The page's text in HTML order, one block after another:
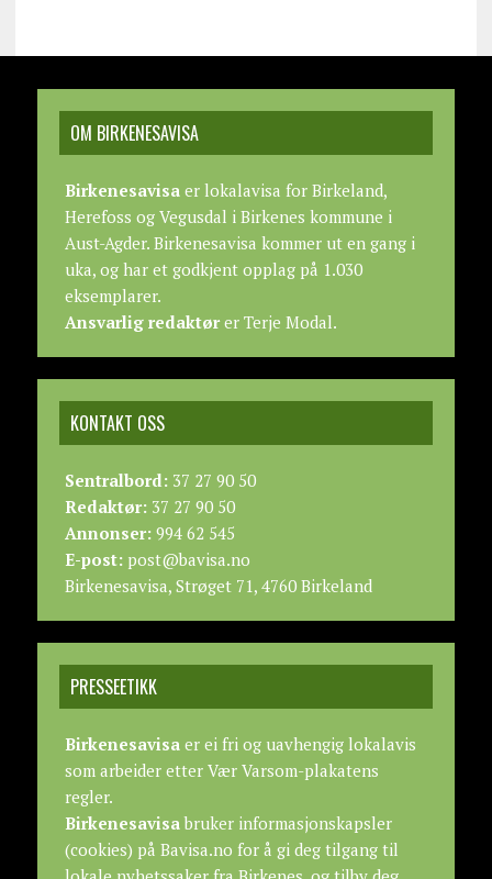
OM BIRKENESAVISA
Birkenesavisaer lokalavisa for Birkeland,
Herefoss og Vegusdal i Birkenes kommune i
Aust-Agder. Birkenesavisa kommer ut en gang i
uka, og har et godkjent opplag på 1.030
eksemplarer.
Ansvarlig redaktører Terje Modal.
KONTAKT OSS
Sentralbord:37 27 90 50
Redaktør:37 27 90 50
Annonser:994 62 545
E-post:post@bavisa.no
Birkenesavisa, Strøget 71, 4760 Birkeland
PRESSEETIKK
Birkenesavisaer ei fri og uavhengig lokalavis
som arbeider etter Vær Varsom-plakatens
regler.
Birkenesavisabruker informasjonskapsler
(cookies) på Bavisa.no for å gi deg tilgang til